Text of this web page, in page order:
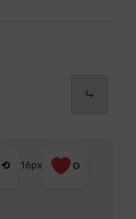
⤷
⟲ 16px 0